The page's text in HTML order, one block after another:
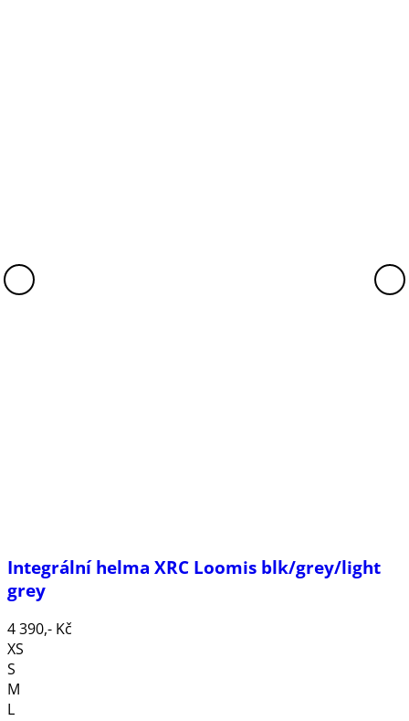
Integrální helma XRC Loomis blk/grey/light
grey
4 390,- Kč
XS
S
M
L